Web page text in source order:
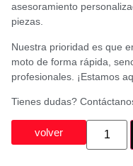
asesoramiento
piezas.
Nuestra prioridad es que
moto de forma rápida,
profesionales. ¡Estamos
Tienes dudas?
volver